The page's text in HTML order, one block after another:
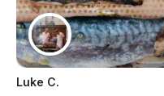
Luke C.